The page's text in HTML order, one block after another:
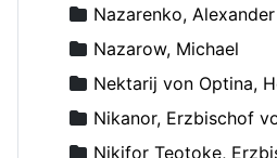
Nazarenko, Alexander
Nazarow, Michael
Nektarij von Optina,
Nikanor, Erzbischof
Nikifor Teotoke,